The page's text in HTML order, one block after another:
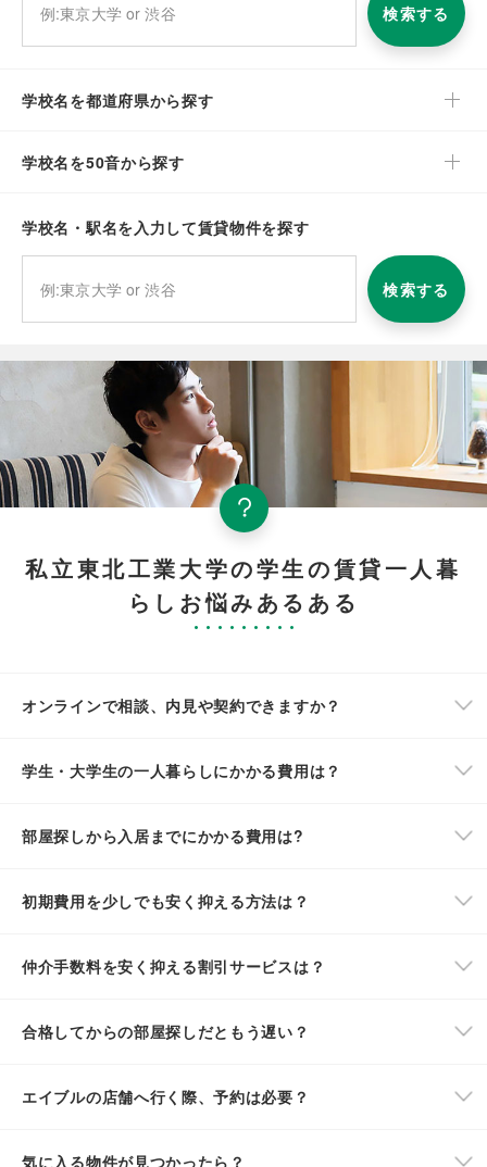
検索する
学校名を都道府県から探す
学校名を50音から探す
学校名・駅名を入力して賃貸物件を探す
検索する
私立東北工業大学の学生の賃貸一人暮
らしお悩みあるある
オンラインで相談、内見や契約できますか？
学生・大学生の一人暮らしにかかる費用は？
部屋探しから入居までにかかる費用は?
初期費用を少しでも安く抑える方法は？
仲介手数料を安く抑える割引サービスは？
合格してからの部屋探しだともう遅い？
エイブルの店舗へ行く際、予約は必要？
気に入る物件が見つかったら？